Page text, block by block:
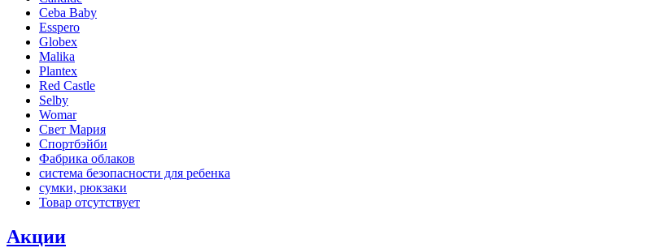
Ceba Baby
Esspero
Globex
Malika
Plantex
Red Castle
Selby
Womar
Свет Мария
Спортбэйби
Фабрика облаков
система безопасности для ребенка
сумки, рюкзаки
Товар отсутствует
Акции